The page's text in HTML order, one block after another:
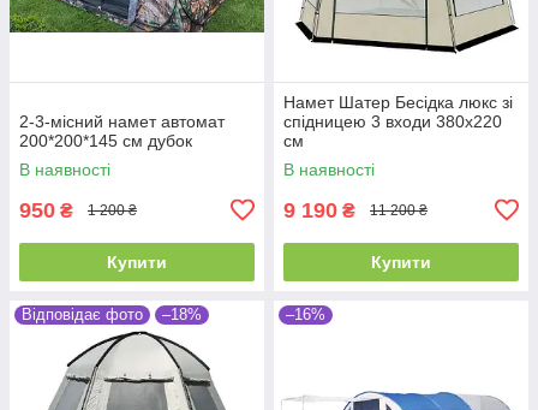
2-3-місний намет автомат
200*200*145 см дубок
В наявності
950 ₴ 1 200 ₴
Купити
Намет Шатер Бесідка люкс зі
спідницею 3 входи 380х220
см
В наявності
9 190 ₴ 11 200 ₴
Купити
Відповідає фото –18% –16%